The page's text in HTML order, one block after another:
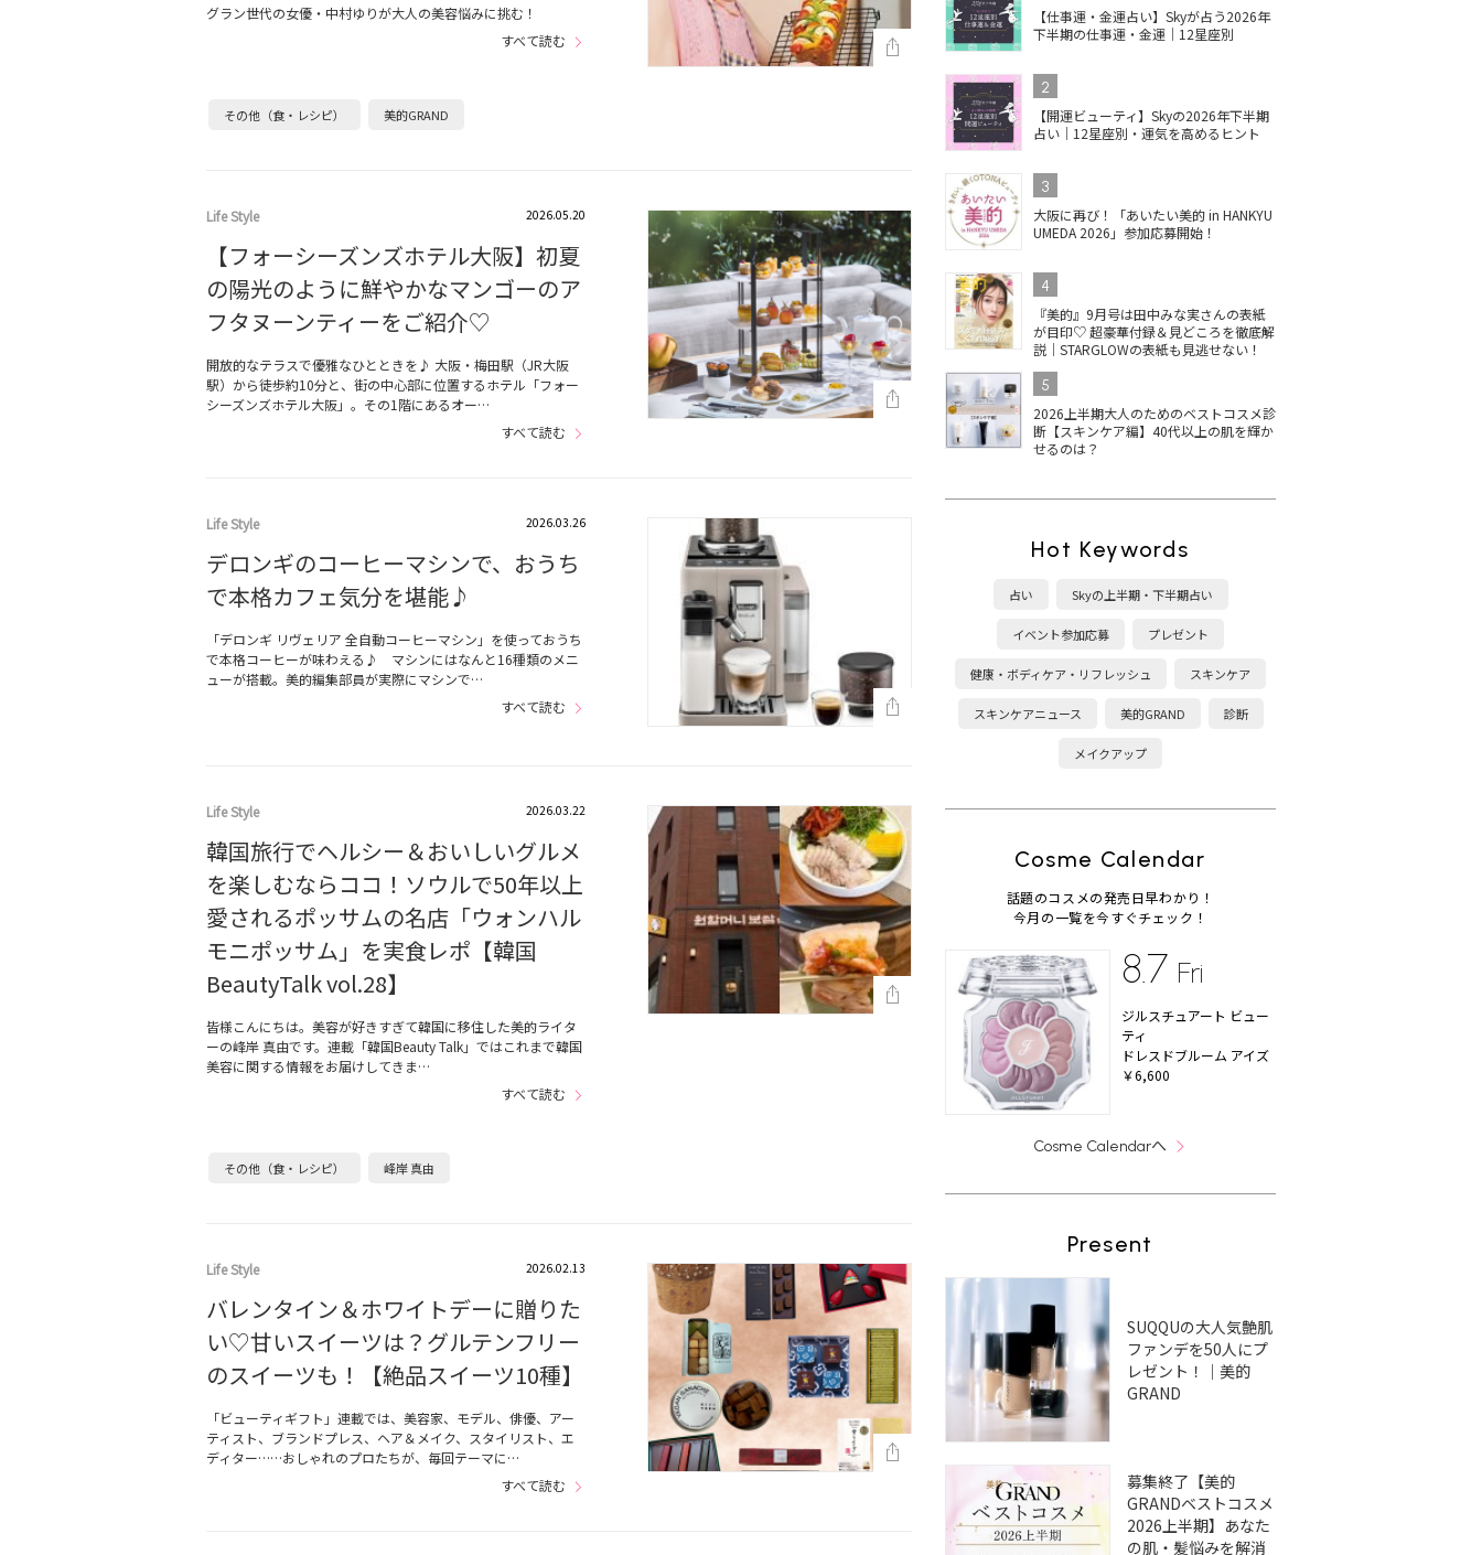
グラン世代の⼥優・中村ゆりが⼤⼈の美容悩みに挑む！
すべて読む
その他（食・レシピ） 美的GRAND
Life Style 2026.05.20
【フォーシーズンズホテル大阪】初夏
の陽光のように鮮やかなマンゴーのア
フタヌーンティーをご紹介♡
開放的なテラスで優雅なひとときを♪ 大阪・梅田駅（JR大阪
駅）から徒歩約10分と、街の中心部に位置するホテル「フォー
シーズンズホテル大阪」。その1階にあるオー…
すべて読む
Life Style 2026.03.26
デロンギのコーヒーマシンで、おうち
で本格カフェ気分を堪能♪
「デロンギ リヴェリア 全自動コーヒーマシン」を使っておうち
で本格コーヒーが味わえる♪ マシンにはなんと16種類のメニ
ューが搭載。美的編集部員が実際にマシンで…
すべて読む
Life Style 2026.03.22
韓国旅行でヘルシー＆おいしいグルメ
を楽しむならココ！ソウルで50年以上
愛されるポッサムの名店「ウォンハル
モニポッサム」を実食レポ【韓国
BeautyTalk vol.28】
皆様こんにちは。美容が好きすぎて韓国に移住した美的ライタ
ーの峰岸 真由です。連載「韓国Beauty Talk」ではこれまで韓国
美容に関する情報をお届けしてきま…
すべて読む
その他（食・レシピ） 峰岸 真由
Life Style 2026.02.13
バレンタイン＆ホワイトデーに贈りた
い♡甘いスイーツは？グルテンフリー
のスイーツも！【絶品スイーツ10種】
「ビューティギフト」連載では、美容家、モデル、俳優、アー
ティスト、ブランドプレス、ヘア＆メイク、スタイリスト、エ
ディター……おしゃれのプロたちが、毎回テーマに…
すべて読む
【仕事運・金運占い】Skyが占う2026年
下半期の仕事運・金運｜12星座別
2
【開運ビューティ】Skyの2026年下半期
占い｜12星座別・運気を高めるヒント
3
大阪に再び！「あいたい美的 in HANKYU
UMEDA 2026」参加応募開始！
4
『美的』9月号は田中みな実さんの表紙
が目印♡ 超豪華付録＆見どころを徹底解
説｜STARGLOWの表紙も見逃せない！
5
2026上半期大人のためのベストコスメ診
断【スキンケア編】40代以上の肌を輝か
せるのは？
Hot Keywords
占い Skyの上半期・下半期占い
イベント参加応募 プレゼント
健康・ボディケア・リフレッシュ スキンケア
スキンケアニュース 美的GRAND 診断
メイクアップ
Cosme Calendar
話題のコスメの発売日早わかり！
今月の一覧を今すぐチェック！
8.7 Fri
ジルスチュアート ビュー
ティ
ドレスドブルーム アイズ
￥6,600
Cosme Calendarへ
Present
SUQQUの大人気艶肌
ファンデを50人にプ
レゼント！｜美的
GRAND
募集終了【美的
GRANDベストコスメ
2026上半期】あなた
の肌・髪悩みを解消